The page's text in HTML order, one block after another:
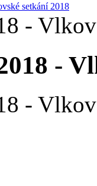
setkání 2018
-
-
-